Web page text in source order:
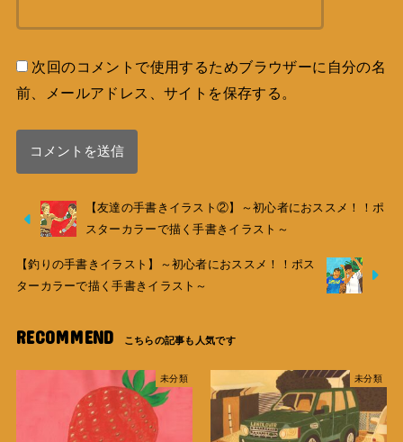
次回のコメントで使用するためブラウザーに自分の名
前、メールアドレス、サイトを保存する。
【友達の手書きイラスト②】～初心者におススメ！！ポ
スターカラーで描く手書きイラスト～
【釣りの手書きイラスト】～初心者におススメ！！ポス
ターカラーで描く手書きイラスト～
RECOMMEND
未分類 未分類